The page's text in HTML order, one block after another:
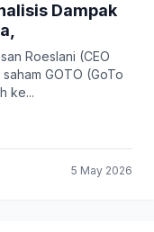
Dampak
Roeslani (CEO
GOTO (GoTo
ke...
5 May 2026